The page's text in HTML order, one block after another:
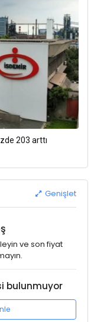
203 arttı
Genişlet
ve son fiyat
bulunmuyor